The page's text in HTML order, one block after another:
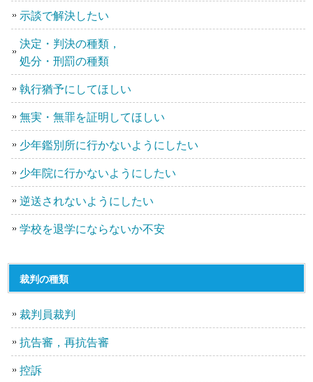
示談で解決したい
決定・判決の種類，
処分・刑罰の種類
執行猶予にしてほしい
無実・無罪を証明してほしい
少年鑑別所に行かないようにしたい
少年院に行かないようにしたい
逆送されないようにしたい
学校を退学にならないか不安
裁判の種類
裁判員裁判
抗告審，再抗告審
控訴